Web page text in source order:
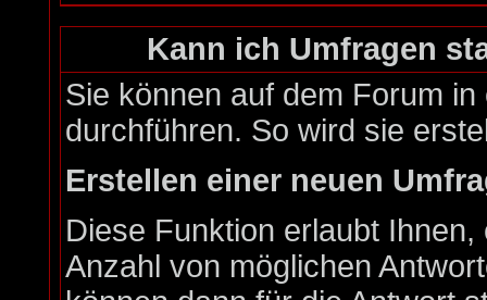
Kann ich Umfragen
Sie können auf dem Forum
durchführen. So wird sie
Erstellen einer neuen
Diese Funktion erlaubt
Anzahl von möglichen